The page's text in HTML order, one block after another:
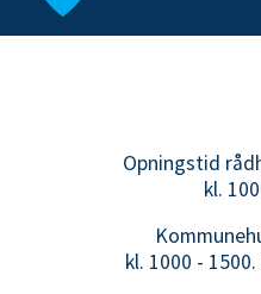
Opningstid
kl.
kl. 1000 -